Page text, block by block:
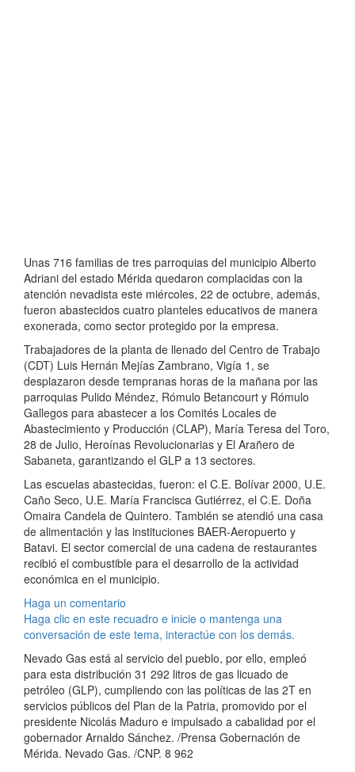
Unas 716 familias de tres parroquias del municipio Alberto
Adriani del estado Mérida quedaron complacidas con la
atención nevadista este miércoles, 22 de octubre, además,
fueron abastecidos cuatro planteles educativos de manera
exonerada, como sector protegido por la empresa.
Trabajadores de la planta de llenado del Centro de Trabajo
(CDT) Luis Hernán Mejías Zambrano, Vigía 1, se
desplazaron desde tempranas horas de la mañana por las
parroquias Pulido Méndez, Rómulo Betancourt y Rómulo
Gallegos para abastecer a los Comités Locales de
Abastecimiento y Producción (CLAP), María Teresa del Toro,
28 de Julio, Heroínas Revolucionarias y El Arañero de
Sabaneta, garantizando el GLP a 13 sectores.
Las escuelas abastecidas, fueron: el C.E. Bolívar 2000, U.E.
Caño Seco, U.E. María Francisca Gutiérrez, el C.E. Doña
Omaira Candela de Quintero. También se atendió una casa
de alimentación y las instituciones BAER-Aeropuerto y
Batavi. El sector comercial de una cadena de restaurantes
recibió el combustible para el desarrollo de la actividad
económica en el municipio.
Haga un comentario
Haga clic en este recuadro e inicie o mantenga una
conversación de este tema, interactúe con los demás.
Nevado Gas está al servicio del pueblo, por ello, empleó
para esta distribución 31 292 litros de gas licuado de
petróleo (GLP), cumpliendo con las políticas de las 2T en
servicios públicos del Plan de la Patria, promovido por el
presidente Nicolás Maduro e impulsado a cabalidad por el
gobernador Arnaldo Sánchez. /Prensa Gobernación de
Mérida. Nevado Gas. /CNP. 8 962